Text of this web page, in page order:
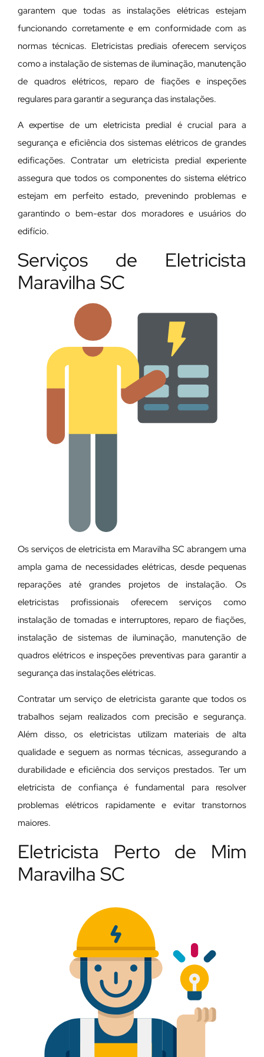
garantem que todas as instalações elétricas estejam
funcionando corretamente e em conformidade com as
normas técnicas. Eletricistas prediais oferecem serviços
como a instalação de sistemas de iluminação, manutenção
de quadros elétricos, reparo de fiações e inspeções
regulares para garantir a segurança das instalações.
A expertise de um eletricista predial é crucial para a
segurança e eficiência dos sistemas elétricos de grandes
edificações. Contratar um eletricista predial experiente
assegura que todos os componentes do sistema elétrico
estejam em perfeito estado, prevenindo problemas e
garantindo o bem-estar dos moradores e usuários do
edifício.
Serviços de Eletricista
Maravilha SC
Os serviços de eletricista em Maravilha SC abrangem uma
ampla gama de necessidades elétricas, desde pequenas
reparações até grandes projetos de instalação. Os
eletricistas profissionais oferecem serviços como
instalação de tomadas e interruptores, reparo de fiações,
instalação de sistemas de iluminação, manutenção de
quadros elétricos e inspeções preventivas para garantir a
segurança das instalações elétricas.
Contratar um serviço de eletricista garante que todos os
trabalhos sejam realizados com precisão e segurança.
Além disso, os eletricistas utilizam materiais de alta
qualidade e seguem as normas técnicas, assegurando a
durabilidade e eficiência dos serviços prestados. Ter um
eletricista de confiança é fundamental para resolver
problemas elétricos rapidamente e evitar transtornos
maiores.
Eletricista Perto de Mim
Maravilha SC